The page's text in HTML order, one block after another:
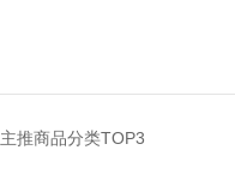
主推商品分类TOP3